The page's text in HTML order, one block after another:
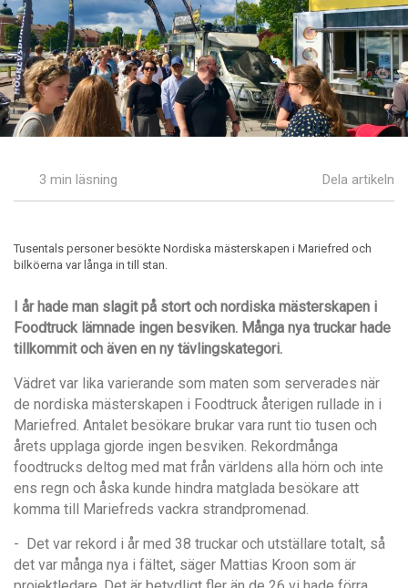
3 min läsning Dela artikeln
Tusentals personer besökte Nordiska mästerskapen i Mariefred och
bilköerna var långa in till stan.
I år hade man slagit på stort och nordiska mästerskapen i
Foodtruck lämnade ingen besviken. Många nya truckar hade
tillkommit och även en ny tävlingskategori.
Vädret var lika varierande som maten som serverades när
de nordiska mästerskapen i Foodtruck återigen rullade in i
Mariefred. Antalet besökare brukar vara runt tio tusen och
årets upplaga gjorde ingen besviken. Rekordmånga
foodtrucks deltog med mat från världens alla hörn och inte
ens regn och åska kunde hindra matglada besökare att
komma till Mariefreds vackra strandpromenad.
- Det var rekord i år med 38 truckar och utställare totalt, så
det var många nya i fältet, säger Mattias Kroon som är